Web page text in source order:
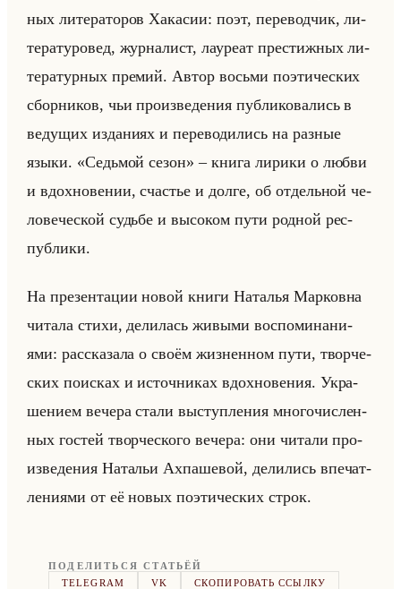
ных ли­те­ра­то­ров Ха­ка­сии: поэт, пе­ре­вод­чик, ли­
те­ра­ту­ро­вед, жур­на­лист, ла­уре­ат пре­стиж­ных ли­
те­ра­тур­ных пре­мий. Автор восьми по­эти­че­ских
сбор­ни­ков, чьи про­из­ве­де­ния пуб­ли­ко­ва­лись в
ве­ду­щих из­да­ни­ях и пе­ре­во­ди­лись на раз­ные
языки. «Седьмой сезон» – книга ли­ри­ки о любви
и вдох­но­ве­нии, сча­стье и долге, об от­дельной че­
ло­ве­че­ской судьбе и вы­со­ком пути род­ной рес­
пуб­ли­ки.
На пре­зен­та­ции новой книги На­та­лья Мар­ков­на
чи­та­ла стихи, де­ли­лась жи­вы­ми вос­по­ми­на­ни­
ями: рас­ска­за­ла о своём жиз­нен­ном пути, твор­че­
ских по­ис­ках и ис­точ­ни­ках вдох­но­ве­ния. Укра­
ше­ни­ем ве­че­ра стали вы­ступ­ле­ния мно­го­чис­лен­
ных го­стей твор­че­ско­го ве­че­ра: они чи­та­ли про­
из­ве­де­ния На­та­льи Ах­па­ше­вой, де­ли­лись впе­чат­
ле­ни­ями от её новых по­эти­че­ских строк.
ПОДЕЛИТЬСЯ СТАТЬЁЙ
TELEGRAM
VK СКОПИРОВАТЬ ССЫЛКУ